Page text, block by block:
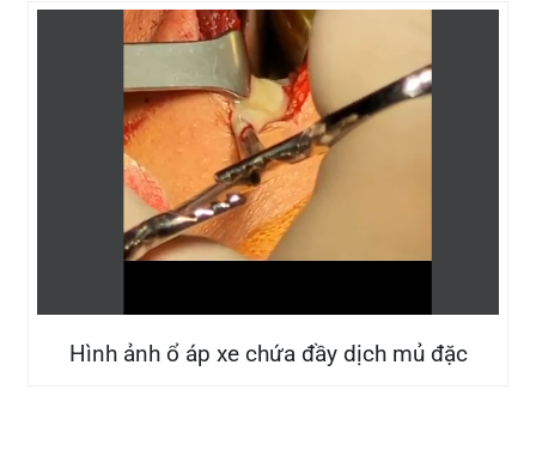
Ổ áp xe với nhiều dịch mủ đặc
Theo PGS.TS Vũ Văn Sản – Trưởng Khoa Tai Mũi
Họng, Bệnh viện đa khoa Quốc tế Hải Phòng: Áp
xe tại vị trí cạnh cổ nếu không được phát hiện và
điều trị kịp thời có thể gây biến chứng nguy hiểm,
nhiễm khuẩn huyết… rất dễ gây tử vong nếu
không phẫu thuật cấp cứu. Do vậy, bệnh nhân cần